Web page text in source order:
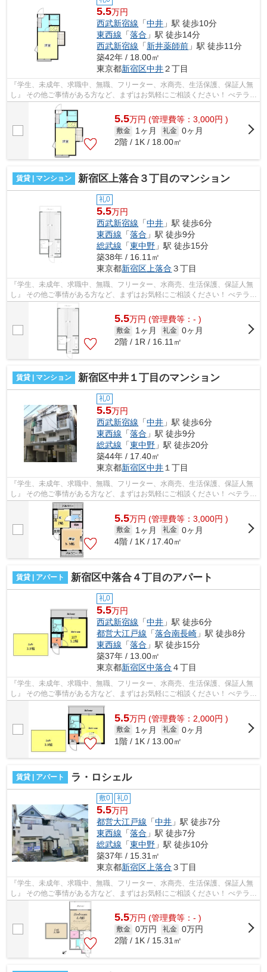
5.5万円
西武新宿線 「中井 」駅 徒歩10分
東西線 「落合 」駅 徒歩14分
西武新宿線 「新井薬師前 」駅 徒歩11分
築42年 / 18.00㎡
東京都新宿区中井２丁目
『学生、未成年、求職中、無職、フリーター、水商売、生活保護、保証人無
し』 その他ご事情がある方など、まずはお気軽にご相談ください！ べテラン
スタッフが対応致しますのでご希望...
5.5万円 (管理費等：3,000円 )
敷金 1ヶ月 礼金 0ヶ月
2階 / 1K / 18.00㎡
賃貸 | マンション 新宿区上落合３丁目のマンション
礼0
5.5万円
西武新宿線 「中井 」駅 徒歩6分
東西線 「落合 」駅 徒歩9分
総武線 「東中野 」駅 徒歩15分
築38年 / 16.11㎡
東京都新宿区 上落合 ３丁目
『学生、未成年、求職中、無職、フリーター、水商売、生活保護、保証人無
し』 その他ご事情がある方など、まずはお気軽にご相談ください！ べテラン
スタッフが対応致しますのでご希望...
5.5万円 (管理費等：- )
敷金 1ヶ月 礼金 0ヶ月
2階 / 1R / 16.11㎡
賃貸 | マンション 新宿区中井１丁目のマンション
礼0
5.5万円
西武新宿線 「中井 」駅 徒歩6分
東西線 「落合 」駅 徒歩9分
総武線 「東中野 」駅 徒歩20分
築44年 / 17.40㎡
東京都新宿区中井１丁目
『学生、未成年、求職中、無職、フリーター、水商売、生活保護、保証人無
し』 その他ご事情がある方など、まずはお気軽にご相談ください！ べテラン
スタッフが対応致しますのでご希望...
5.5万円 (管理費等：3,000円 )
敷金 1ヶ月 礼金 0ヶ月
4階 / 1K / 17.40㎡
賃貸 | アパート 新宿区中落合４丁目のアパート
礼0
5.5万円
西武新宿線 「中井 」駅 徒歩6分
都営大江戸線 「落合南長崎 」駅 徒歩8分
東西線 「落合 」駅 徒歩15分
築37年 / 13.00㎡
東京都新宿区中落合 ４丁目
『学生、未成年、求職中、無職、フリーター、水商売、生活保護、保証人無
し』 その他ご事情がある方など、まずはお気軽にご相談ください！ べテラン
スタッフが対応致しますのでご希望...
5.5万円 (管理費等：2,000円 )
敷金 1ヶ月 礼金 0ヶ月
1階 / 1K / 13.00㎡
賃貸 | アパート ラ・ロシェル
敷0 礼0
5.5万円
都営大江戸線 「中井 」駅 徒歩7分
東西線 「落合 」駅 徒歩7分
総武線 「東中野 」駅 徒歩10分
築37年 / 15.31㎡
東京都新宿区 上落合 ３丁目
『学生、未成年、求職中、無職、フリーター、水商売、生活保護、保証人無
し』 その他ご事情がある方など、まずはお気軽にご相談ください！ べテラン
スタッフが対応致しますのでご希望...
5.5万円 (管理費等：- )
敷金 0万円 礼金 0万円
2階 / 1K / 15.31㎡